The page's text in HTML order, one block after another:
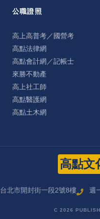
公職證照
高上高普考／國營考
高點法律網
高點會計網／記帳士
來勝不動產
高上社工師
高點醫護網
高點土木網
高點文
台北市開封街一段2號8樓 週
C 2026